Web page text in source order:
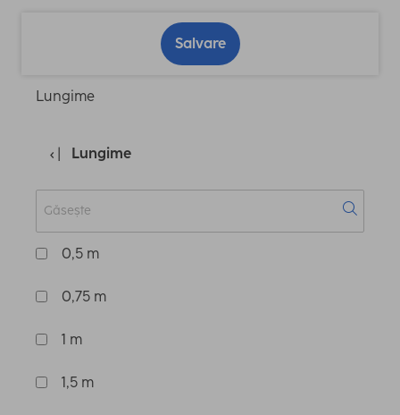
Salvare
Lungime
Lungime
0,5 m
0,75 m
1 m
1,5 m